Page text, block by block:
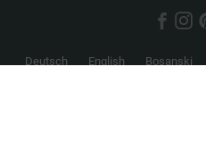
Deutsch English Bosanski